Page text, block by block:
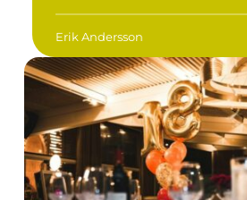
Erik Andersson